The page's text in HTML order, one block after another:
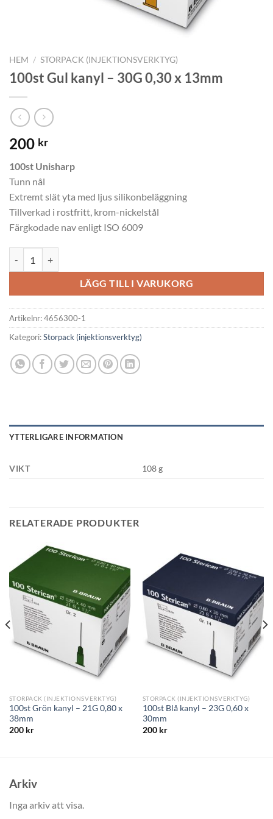
HEM / STORPACK (INJEKTIONSVERKTYG)
100st Gul kanyl – 30G 0,30 x 13mm
200 kr
100st Unisharp
Tunn nål
Extremt slät yta med ljus silikonbeläggning
Tillverkad i rostfritt, krom-nickelstål
Färgkodade nav enligt ISO 6009
LÄGG TILL I VARUKORG
Artikelnr:4656300-1
Kategori:Storpack (injektionsverktyg)
YTTERLIGARE INFORMATION
VIKT 108 g
RELATERADE PRODUKTER
STORPACK (INJEKTIONSVERKTYG)
100st Grön kanyl – 21G 0,80 x
38mm
200 kr
STORPACK (INJEKTIONSVERKTYG)
100st Blå kanyl – 23G 0,60 x
30mm
200 kr
Arkiv
Inga arkiv att visa.